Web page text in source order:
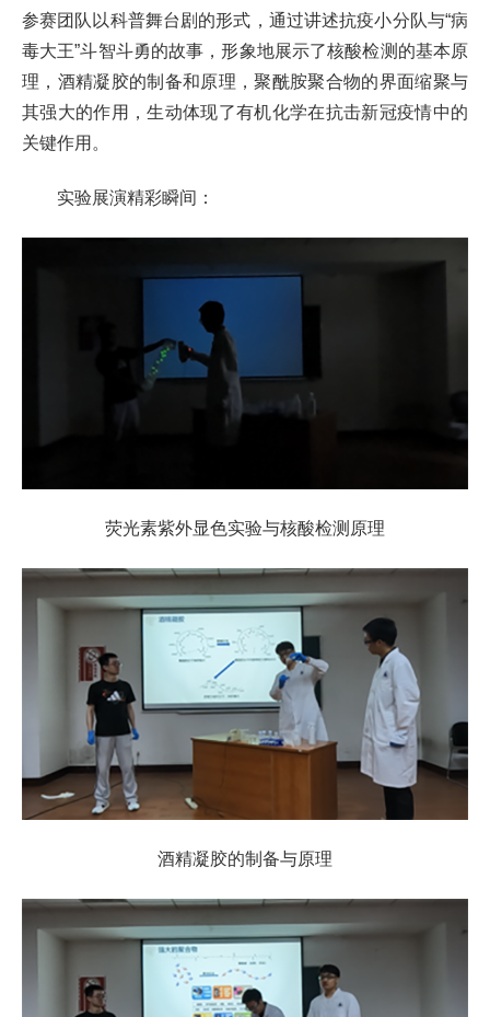
参赛团队以科普舞台剧的形式，通过讲述抗疫小分队与“病
毒大王”斗智斗勇的故事，形象地展示了核酸检测的基本原
理，酒精凝胶的制备和原理，聚酰胺聚合物的界面缩聚与
其强大的作用，生动体现了有机化学在抗击新冠疫情中的
关键作用。
实验展演精彩瞬间：
荧光素紫外显色实验与核酸检测原理
酒精凝胶的制备与原理